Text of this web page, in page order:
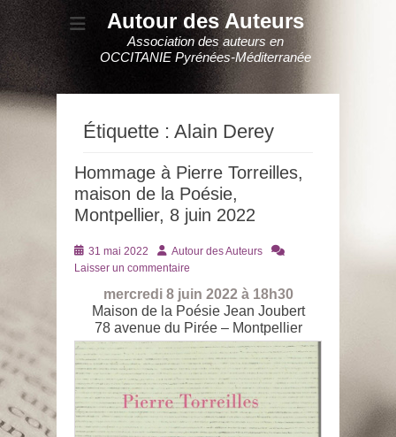
Autour des Auteurs
Association des auteurs en
OCCITANIE Pyrénées-Méditerranée
Étiquette : Alain Derey
Hommage à Pierre Torreilles,
maison de la Poésie,
Montpellier, 8 juin 2022
Posté
le
31 mai 2022 AuteurAutour des Auteurs
Laisser un commentaire
mercredi 8 juin 2022 à 18h30
Maison de la Poésie Jean Joubert
78 avenue du Pirée – Montpellier